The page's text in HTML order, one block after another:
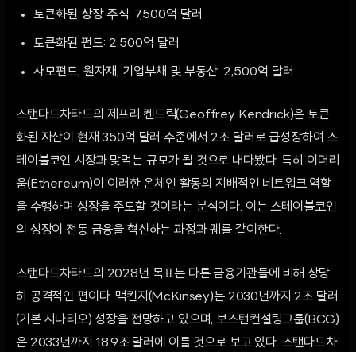
토큰화된 상장 주식: 7,500억 달러
토큰화된 펀드: 2,500억 달러
사모펀드, 원자재, 기업부채 및 부동산: 2,500억 달러
스탠다드차타드의 제프리 켄드릭(Geoffrey Kendrick)은 토큰
화된 자산이 현재 350억 달러 수준에서 2조 달러로 급성장하여 스
테이블코인 시장과 맞먹는 규모가 될 것으로 내다봤다. 특히 이더리
움(Ethereum)이 이러한 온체인 활동의 지배적인 네트워크 역할
을 수행하며 성장을 주도할 것이라는 분석이다. 이는 스테이블코인
의 성장이 전통 금융을 혁신하는 과정과 궤를 같이한다.
스탠다드차타드의 2028년 목표는 다른 금융기관들에 비해 상당
히 공격적인 편이다. 맥킨지(McKinsey)는 2030년까지 2조 달러
(기본 시나리오) 성장을 전망하고 있으며, 보스턴컨설팅그룹(BCG)
은 2033년까지 18.9조 달러에 이를 것으로 보고 있다. 스탠다드차